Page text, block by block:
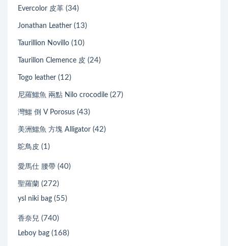
Evercolor 皮革 (34)
Jonathan Leather (13)
Taurillion Novillo (10)
Taurillon Clemence 皮 (24)
Togo leather (12)
尼羅鱷魚 兩點 Nilo crocodile (27)
灣鱷 倒 V Porosus (43)
美洲鱷魚 方塊 Alligator (42)
鴕鳥皮 (1)
愛馬仕 腰帶 (40)
聖羅蘭 (272)
ysl niki bag (55)
香奈兒 (740)
Leboy bag (168)